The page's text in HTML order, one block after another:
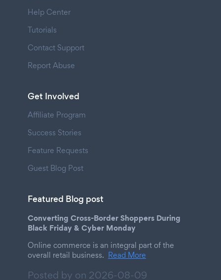
Help Center
Tutorials
Contact Support
Report Abuse
Get Involved
Affiliate Program
Success Stories
Feature Requests
Guest Blog Post
Featured Blog post
Converting Cross-Border Shoppers During
Black Friday & Cyber Monday
Online commerce is an integral part of the
overall retail business. Read More
Posted by on 2026-08-09